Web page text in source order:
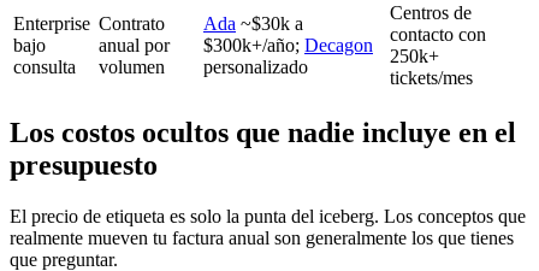
Enterprise
bajo
consulta
Contrato
anual por
volumen
Ada ~$30k a
$300k+/año; Decagon
personalizado
Centros de
contacto con
250k+
tickets/mes
Los costos ocultos que nadie incluye en el
presupuesto
El precio de etiqueta es solo la punta del iceberg. Los conceptos que
realmente mueven tu factura anual son generalmente los que tienes
que preguntar.